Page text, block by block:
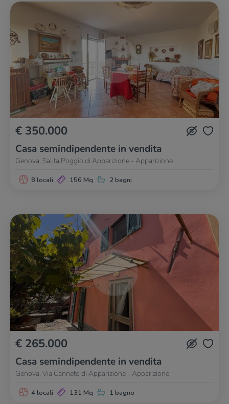
€ 350.000
Casa semindipendente in vendita
Genova, Salita Poggio di Apparizione - Apparizione
8 locali 156 Mq 2 bagni
€ 265.000
Casa semindipendente in vendita
Genova, Via Canneto di Apparizione - Apparizione
4 locali 131 Mq 1 bagno